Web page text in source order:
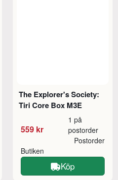
The Explorer's Society:
Tiri Core Box M3E
559 kr
1 på
postorder
Butiken
Postorder
Köp